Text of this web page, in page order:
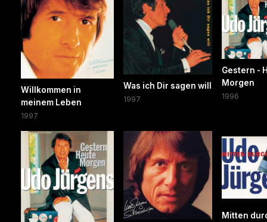
Willkommen in
meinem Leben
1997
Was ich Dir sagen will
1997
Gestern -
Morgen
1996
Mitten